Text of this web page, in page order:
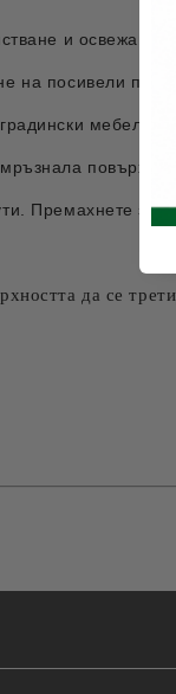
и освежаване!
на посивели
мебели и
Премахнете
да се